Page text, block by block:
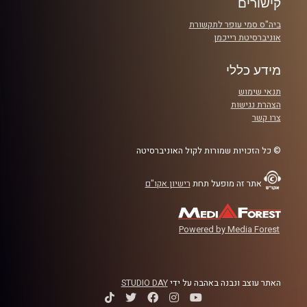
קישורים
ביה"ס סמי עופר לתקשורת
אוניברסיטת רייכמן
מידע כללי
תנאי שימוש
הצהרת נגישות
צרו קשר
© כל הזכויות שמורות לקול האוניברסיטה
אתר זה מופעל תחת רישיון אקו"ם
Powered by Media Forest
האתר עוצב ונבנה באהבה על ידיSTUDIO DAY